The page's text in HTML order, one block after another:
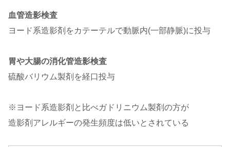
血管造影検査
ヨード系造影剤をカテーテルで動脈内(一部静脈)に投与
胃や大腸の消化管造影検査
硫酸バリウム製剤を経口投与
※ヨード系造影剤と比べガドリニウム製剤の方が
造影剤アレルギーの発生頻度は低いとされている